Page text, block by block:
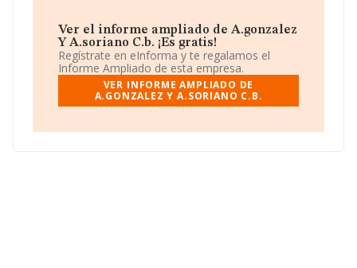
A.gonzalez Y A.soriano C.b.está inscrita como
Comunidad de bienes.
Ver el informe ampliado de A.gonzalez
Y A.soriano C.b. ¡Es gratis!
Regístrate en eInforma y te regalamos el
Informe Ampliado de esta empresa.
VER INFORME AMPLIADO DE
A.GONZALEZ Y A.SORIANO C.B.